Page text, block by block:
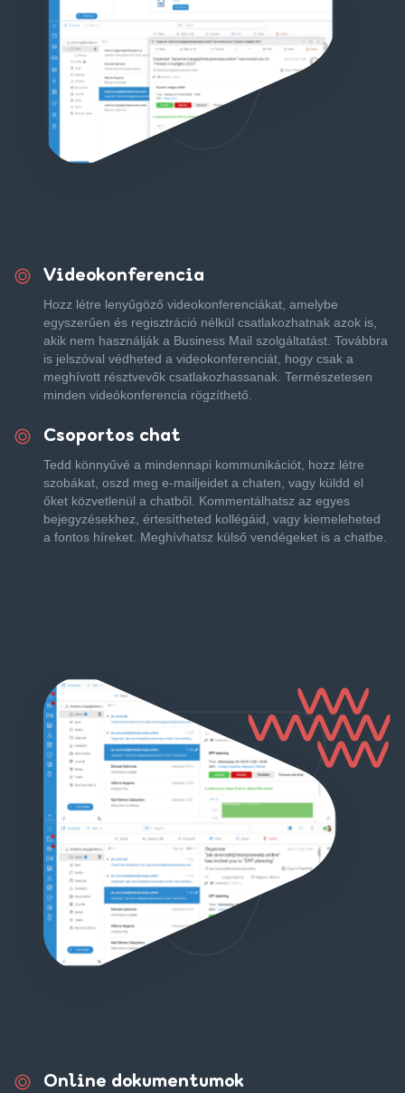
Videokonferencia
Hozz létre lenyűgöző videokonferenciákat, amelybe
egyszerűen és regisztráció nélkül csatlakozhatnak azok is,
akik nem használják a Business Mail szolgáltatást. Továbbra
is jelszóval védheted a videokonferenciát, hogy csak a
meghívott résztvevők csatlakozhassanak. Természetesen
minden videókonferencia rögzíthető.
Csoportos chat
Tedd könnyűvé a mindennapi kommunikációt, hozz létre
szobákat, oszd meg e-mailjeidet a chaten, vagy küldd el
őket közvetlenül a chatből. Kommentálhatsz az egyes
bejegyzésekhez, értesítheted kollégáid, vagy kiemeleheted
a fontos híreket. Meghívhatsz külső vendégeket is a chatbe.
Online dokumentumok